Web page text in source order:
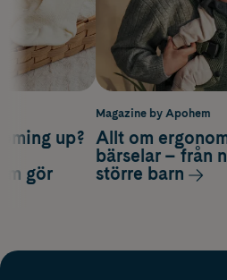
up?
gör
Magazine by Apohem
Allt om
bärselar – från
större barn